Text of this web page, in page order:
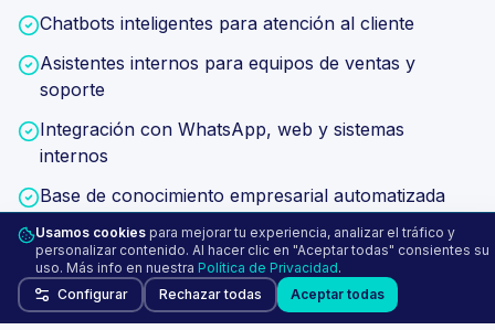
Chatbots inteligentes para atención al cliente
Asistentes internos para equipos de ventas y
soporte
Integración con WhatsApp, web y sistemas
internos
Base de conocimiento empresarial automatizada
Quiero mi asistente IA
Usamos cookies para mejorar tu experiencia, analizar el tráfico y
personalizar contenido. Al hacer clic en "Aceptar todas" consientes su
uso. Más info en nuestra Política de Privacidad.
Configurar
Rechazar todas Aceptar todas